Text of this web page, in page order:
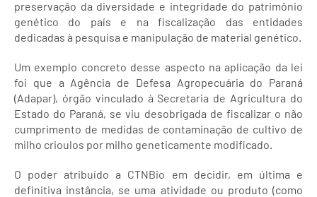
preservação da diversidade e integridade do patrimônio
genético do país e na fiscalização das entidades
dedicadas à pesquisa e manipulação de material genético.
Um exemplo concreto desse aspecto na aplicação da lei
foi que a Agência de Defesa Agropecuária do Paraná
(Adapar), órgão vinculado à Secretaria de Agricultura do
Estado do Paraná, se viu desobrigada de fiscalizar o não
cumprimento de medidas de contaminação de cultivo de
milho crioulos por milho geneticamente modificado.
O poder atribuído a CTNBio em decidir, em última e
definitiva instância, se uma atividade ou produto (como